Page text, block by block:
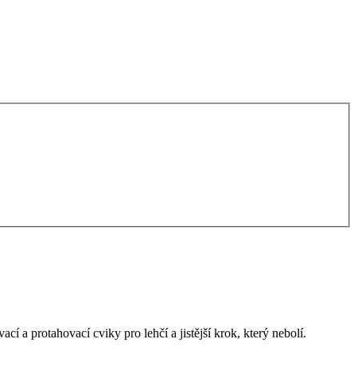
a protahovací cviky pro lehčí a jistější krok, který nebolí.